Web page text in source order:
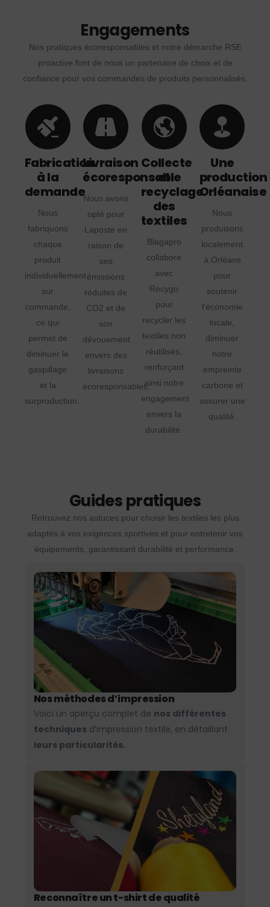
Engagements
Nos pratiques écoresponsables et notre démarche RSE
proactive font de nous un partenaire de choix et de
confiance pour vos commandes de produits personnalisés.
Fabrication
à la
demande
Nous
fabriquons
chaque
produit
individuellement
sur
commande,
ce qui
permet de
diminuer le
gaspillage
et la
surproduction.
Livraison
écoresponsable
Nous avons
opté pour
Laposte en
raison de
ses
émissions
réduites de
CO2 et de
son
dévouement
envers des
livraisons
écoresponsables.
Collecte
et
recyclage
des
textiles
Blagapro
collabore
avec
Recygo
pour
recycler les
textiles non
réutilisés,
renforçant
ainsi notre
engagement
envers la
durabilité.
Une
production
Orléanaise
Nous
produisons
localement
à Orléans
pour
soutenir
l'économie
locale,
diminuer
notre
empreinte
carbone et
assurer une
qualité.
Guides pratiques
Retrouvez nos astuces pour choisir les textiles les plus
adaptés à vos exigences sportives et pour entretenir vos
équipements, garantissant durabilité et performance.
Nos méthodes d’impression
Voici un aperçu complet de nos différentes
techniques d’impression textile, en détaillant
leurs particularités.
Reconnaître un t-shirt de qualité